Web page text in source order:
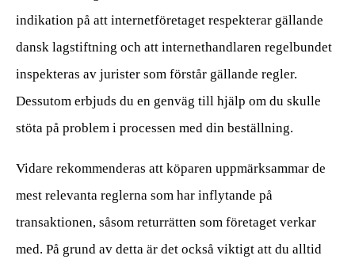
indikation på att internetföretaget respekterar gällande
dansk lagstiftning och att internethandlaren regelbundet
inspekteras av jurister som förstår gällande regler.
Dessutom erbjuds du en genväg till hjälp om du skulle
stöta på problem i processen med din beställning.
Vidare rekommenderas att köparen uppmärksammar de
mest relevanta reglerna som har inflytande på
transaktionen, såsom returrätten som företaget verkar
med. På grund av detta är det också viktigt att du alltid